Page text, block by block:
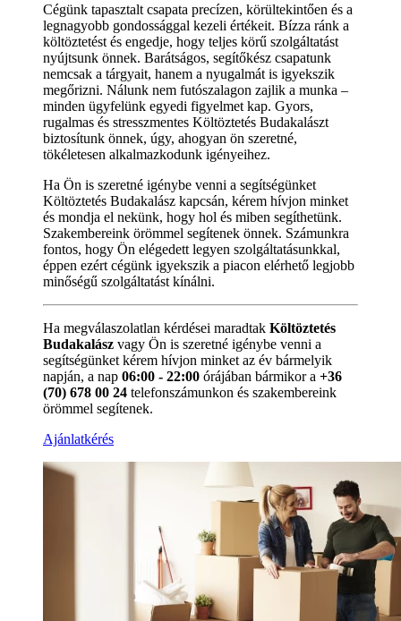
Cégünk tapasztalt csapata precízen, körültekintően és a
legnagyobb gondossággal kezeli értékeit. Bízza ránk a
költöztetést és engedje, hogy teljes körű szolgáltatást
nyújtsunk önnek. Barátságos, segítőkész csapatunk
nemcsak a tárgyait, hanem a nyugalmát is igyekszik
megőrizni. Nálunk nem futószalagon zajlik a munka –
minden ügyfelünk egyedi figyelmet kap. Gyors,
rugalmas és stresszmentes Költöztetés Budakalászt
biztosítunk önnek, úgy, ahogyan ön szeretné,
tökéletesen alkalmazkodunk igényeihez.
Ha Ön is szeretné igénybe venni a segítségünket
Költöztetés Budakalász kapcsán, kérem hívjon minket
és mondja el nekünk, hogy hol és miben segíthetünk.
Szakembereink örömmel segítenek önnek. Számunkra
fontos, hogy Ön elégedett legyen szolgáltatásunkkal,
éppen ezért cégünk igyekszik a piacon elérhető legjobb
minőségű szolgáltatást kínálni.
Ha megválaszolatlan kérdései maradtak Költöztetés
Budakalász vagy Ön is szeretné igénybe venni a
segítségünket kérem hívjon minket az év bármelyik
napján, a nap 06:00 - 22:00 órájában bármikor a +36
(70) 678 00 24 telefonszámunkon és szakembereink
örömmel segítenek.
Ajánlatkérés